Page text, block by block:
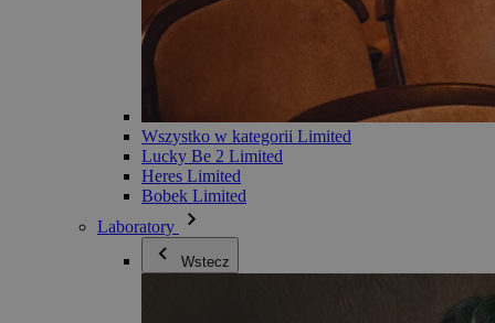
Wszystko w kategorii Limited
Lucky Be 2 Limited
Heres Limited
Bobek Limited
Laboratory
Wstecz